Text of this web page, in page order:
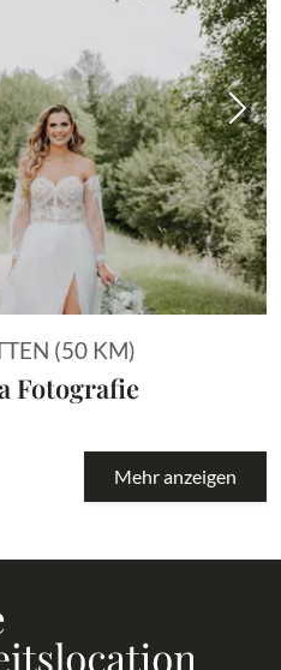
(50 KM)
Fotografie
Mehr anzeigen